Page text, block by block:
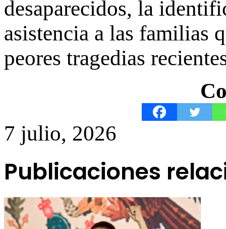
desaparecidos, la
asistencia a las familias
peores tragedias
7 julio, 2026
Publicaciones